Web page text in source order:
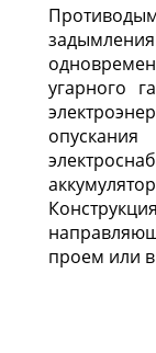
угарного
проем или